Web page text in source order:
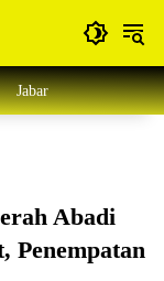
Jabar
Abadi
Penempatan